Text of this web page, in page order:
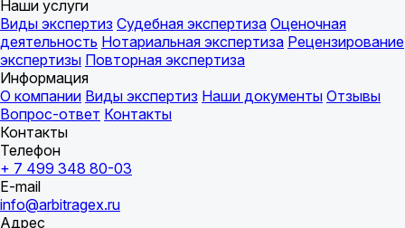
Наши услуги
Виды экспертиз Судебная экспертиза Оценочная
деятельность Нотариальная экспертиза Рецензирование
экспертизы Повторная экспертиза
Информация
О компании Виды экспертиз Наши документы Отзывы
Вопрос-ответ Контакты
Контакты
Телефон
+ 7 499 348 80-03
E-mail
info@arbitragex.ru
Адрес